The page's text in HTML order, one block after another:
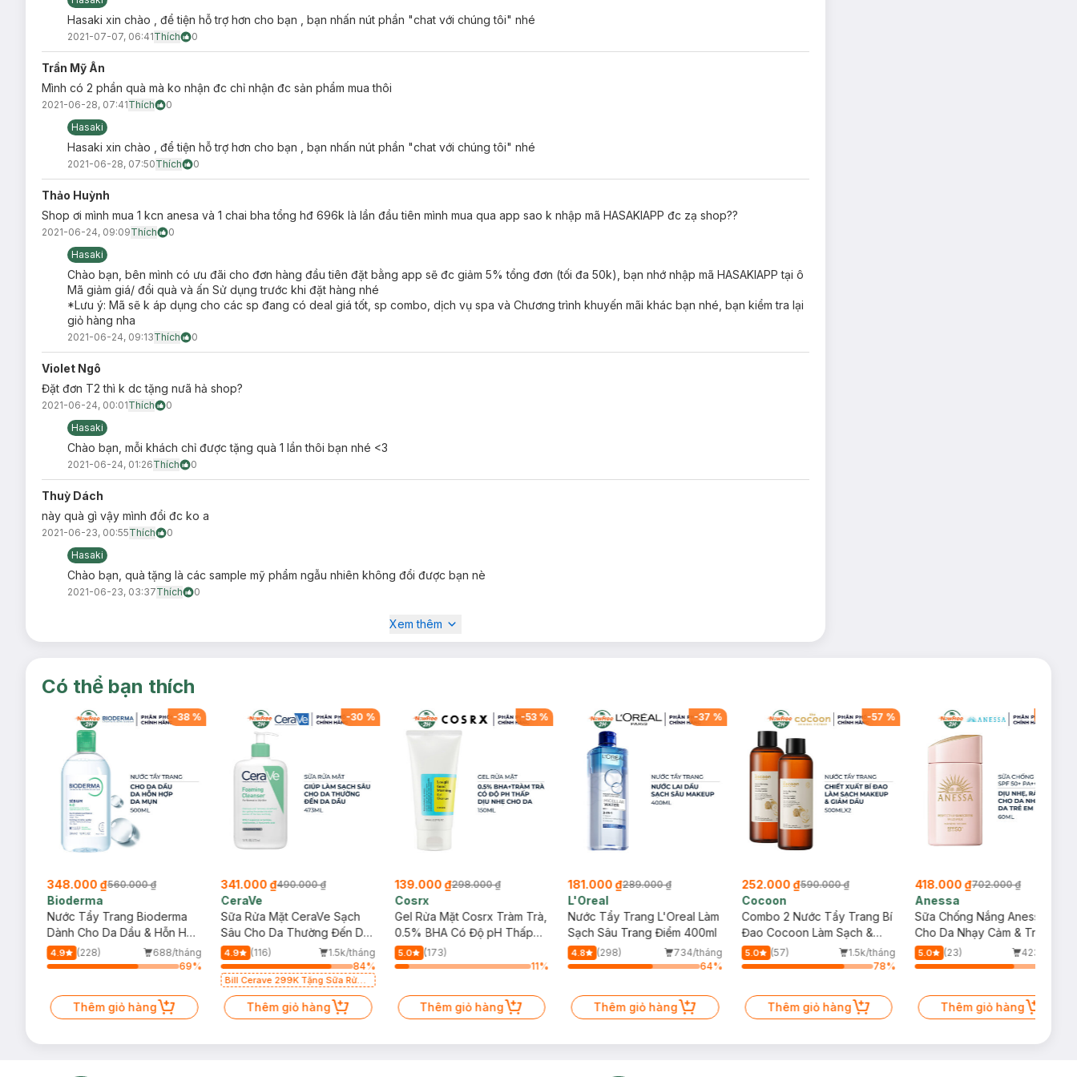
Hasaki xin chào , để tiện hỗ trợ hơn cho bạn , bạn nhấn nút phần "chat với chúng tôi" nhé
2021-07-07, 06:41Thích 0
Trần Mỹ Ân
Mình có 2 phần quà mà ko nhận đc chỉ nhận đc sản phẩm mua thôi
2021-06-28, 07:41Thích
0
Hasaki
Hasaki xin chào , để tiện hỗ trợ hơn cho bạn , bạn nhấn nút phần "chat với chúng tôi" nhé
2021-06-28, 07:50Thích 0
Thảo Huỳnh
Shop ơi mình mua 1 kcn anesa và 1 chai bha tổng hđ 696k là lần đầu tiên mình mua qua app sao k nhập mã HASAKIAPP đc zạ shop??
2021-06-24, 09:09Thích
0
Hasaki
Chào bạn, bên mình có ưu đãi cho đơn hàng đầu tiên đặt bằng app sẽ đc giảm 5% tổng đơn (tối đa 50k), bạn nhớ nhập mã HASAKIAPP tại ô
Mã giảm giá/ đổi quà và ấn Sử dụng trước khi đặt hàng nhé
*Lưu ý: Mã sẽ k áp dụng cho các sp đang có deal giá tốt, sp combo, dịch vụ spa và Chương trình khuyến mãi khác bạn nhé, bạn kiểm tra lại
giỏ hàng nha
2021-06-24, 09:13Thích 0
Violet Ngô
Đặt đơn T2 thì k dc tặng nưã hả shop?
2021-06-24, 00:01Thích
0
Hasaki
Chào bạn, mỗi khách chỉ được tặng quà 1 lần thôi bạn nhé <3
2021-06-24, 01:26Thích 0
Thuỳ Dách
này quà gì vậy mình đổi đc ko a
2021-06-23, 00:55Thích
0
Hasaki
Chào bạn, quà tặng là các sample mỹ phẩm ngẫu nhiên không đổi được bạn nè
2021-06-23, 03:37Thích 0
Xem thêm
Có thể bạn thích
-38%
348.000 ₫560.000 ₫
Bioderma
Nước Tẩy Trang Bioderma
Dành Cho Da Dầu & Hỗn Hợp
500ml
4.9 (228)
688/tháng
69%
Thêm giỏ hàng
-30 %
341.000 ₫490.000 ₫
CeraVe
Sữa Rửa Mặt CeraVe Sạch
Sâu Cho Da Thường Đến Da
Dầu 473ml
4.9 (116)
1.5k/tháng
84%
Bill Cerave 299K Tặng Sữa Rửa
Mặt Cerave 30ml (SL có hạn)
Thêm giỏ hàng
-53%
139.000 ₫298.000 ₫
Cosrx
Gel Rửa Mặt Cosrx Tràm Trà,
0.5% BHA Có Độ pH Thấp
150ml
5.0
(173)
11%
Thêm giỏ hàng
-37 %
181.000 ₫289.000 ₫
L'Oreal
Nước Tẩy Trang L'Oreal Làm
Sạch Sâu Trang Điểm 400ml
4.8 (298)
734/tháng
64%
Thêm giỏ hàng
-57 %
252.000 ₫590.000 ₫
Cocoon
Combo 2 Nước Tẩy Trang Bí
Đao Cocoon Làm Sạch &
Giảm Dầu 500ml
5.0 (57)
1.5k/tháng
78%
Thêm giỏ hàng
418.000 ₫702.000 ₫
Anessa
Sữa Chống Nắng Anessa
Cho Da Nhạy Cảm & Trẻ Em
60ml (Mới)
5.0 (23)
423/tháng
Thêm giỏ hàng